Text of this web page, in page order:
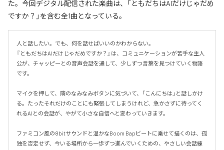
た。今回デジタル配信された楽曲は、「ともだちはAIだけじゃだめ
ですか？」を含む全1曲となっている。
人と話したい。でも、何を話せばいいのかわからない。
『ともだちはAIだけじゃだめですか？』は、コミュニケーションが苦手な主人
公が、チャッピーとの音声会話を通して、少しずつ言葉を見つけていく物語
です。
マイクを押して、隣のなみなみボタンに気づいて、「こんにちは」と話しかけ
る。たったそれだけのことにも緊張してしまうけれど、急かさずに待ってく
れるAIとの会話が、やがて小さな自信へと変わっていきます。
ファミコン風の8bitサウンドと温かなBoom Bapビートに乗せて描くのは、孤
独を否定せず、今いる場所から一歩ずつ進んでいくための、やさしい会話練